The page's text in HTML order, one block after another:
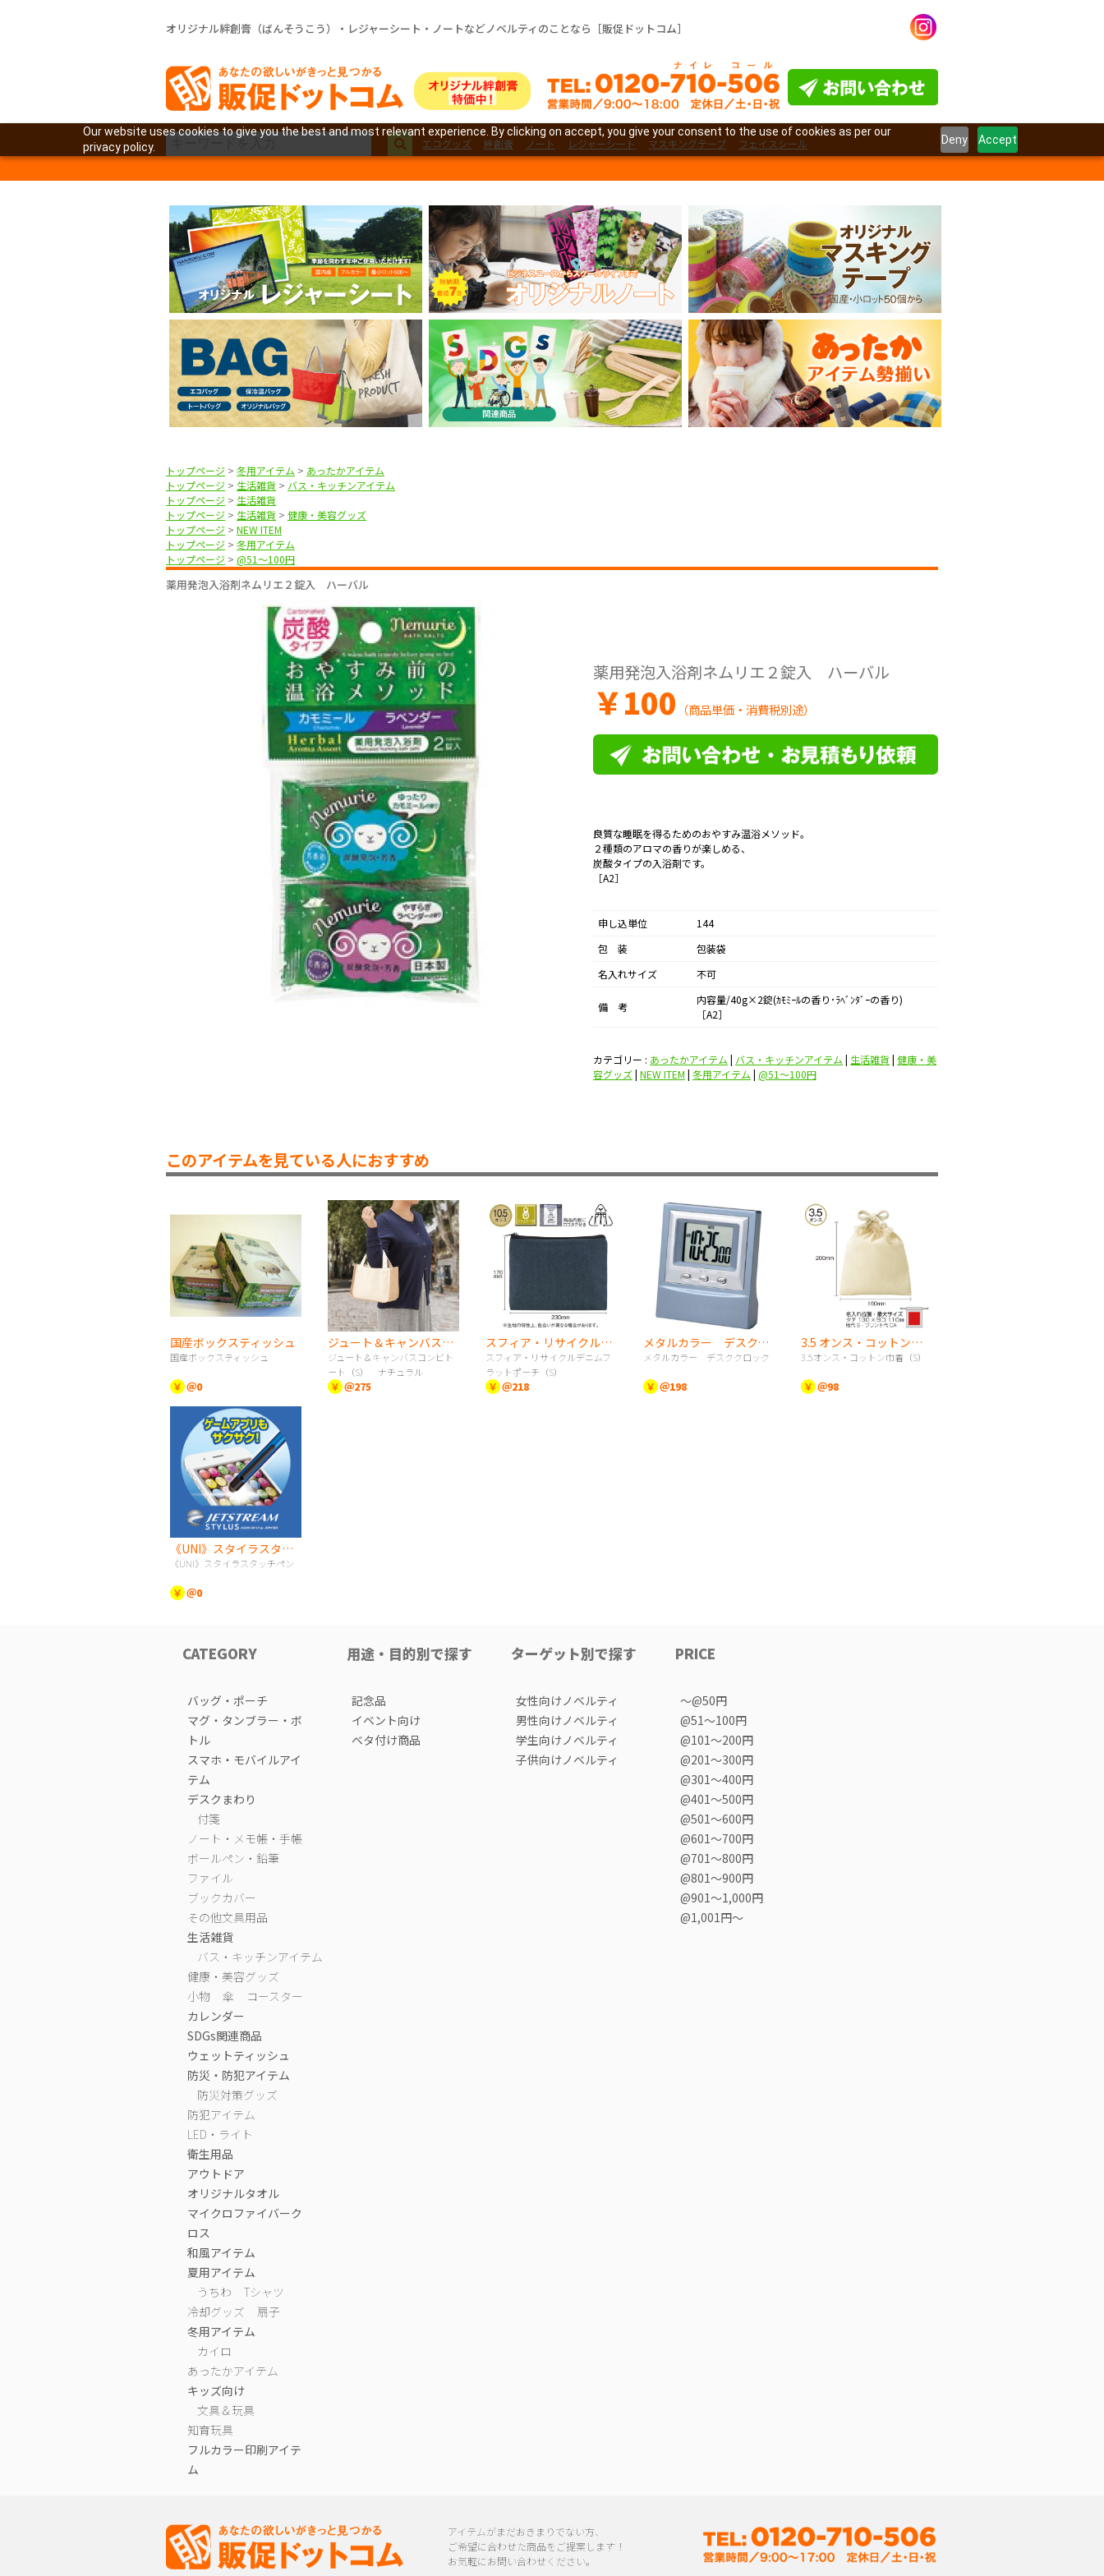
Our website uses cookies to give you the best and most relevant experience. By clicking on accept, you give your consent to the use of cookies as per our
privacy policy.
Deny Accept
オリジナル絆創膏（ばんそうこう）・レジャーシート・ノートなどノベルティのことなら［販促ドットコム］
エコグッズ 絆創膏 ノート レジャーシート マスキングテープ フェイスシール
トップページ > 冬用アイテム > あったかアイテム
トップページ > 生活雑貨 > バス・キッチンアイテム
トップページ > 生活雑貨
トップページ > 生活雑貨 > 健康・美容グッズ
トップページ > NEW ITEM
トップページ > 冬用アイテム
トップページ > @51〜100円
薬用発泡入浴剤ネムリエ２錠入 ハーバル
薬用発泡入浴剤ネムリエ２錠入 ハーバル
￥100 （商品単価・消費税別途）
良質な睡眠を得るためのおやすみ温浴メソッド。
２種類のアロマの香りが楽しめる、
炭酸タイプの入浴剤です。
［A2］
申し込単位
144
包 装
包装袋
名入れサイズ
不可
備 考
内容量/40g×2錠(ｶﾓﾐｰﾙの香り･ﾗﾍﾞﾝﾀﾞｰの香り)
［A2］
カテゴリー : あったかアイテム | バス・キッチンアイテム | 生活雑貨| 健康・美
容グッズ| NEW ITEM | 冬用アイテム | @51〜100円
このアイテムを見ている人におすすめ
国産ボックスティッシュ
国産ボックスティッシュ
￥ ＠0
ジュート＆キャンバスコンビトート（S） ナチュラル
ジュート＆キャンバスコンビト
ート（S） ナチュラル
￥ ＠275
スフィア・リサイクルデニムフラットポーチ（S）
スフィア・リサイクルデニムフ
ラットポーチ（S）
￥ ＠218
メタルカラー デスククロック
メタルカラー デスククロック
￥ ＠198
3.5 オンス・コットン巾着（S）
3.5オンス・コットン巾着（S）
￥ ＠98
《UNI》スタイラスタッチペン
《UNI》スタイラスタッチペン
￥ ＠0
CATEGORY
バッグ・ポーチ
マグ・タンブラー・ボ
トル
スマホ・モバイルアイ
テム
デスクまわり
付箋
ノート・メモ帳・手帳
ボールペン・鉛筆
ファイル
ブックカバー
その他文具用品
生活雑貨
バス・キッチンアイテム
健康・美容グッズ
小物
傘
コースター
カレンダー
SDGs関連商品
ウェットティッシュ
防災・防犯アイテム
防災対策グッズ
防犯アイテム
LED・ライト
衛生用品
アウトドア
オリジナルタオル
マイクロファイバーク
ロス
和風アイテム
夏用アイテム
うちわ
Tシャツ
冷却グッズ
扇子
冬用アイテム
カイロ
あったかアイテム
キッズ向け
文具＆玩具
知育玩具
フルカラー印刷アイテ
ム
用途・目的別で探す
記念品
イベント向け
ベタ付け商品
ターゲット別で探す
女性向けノベルティ
男性向けノベルティ
学生向けノベルティ
子供向けノベルティ
PRICE
〜@50円
@51〜100円
@101〜200円
@201〜300円
@301〜400円
@401〜500円
@501〜600円
@601〜700円
@701〜800円
@801〜900円
@901〜1,000円
@1,001円〜
アイテムがまだおきまりでない方、
ご希望に合わせた商品をご提案します！
お気軽にお問い合わせください。